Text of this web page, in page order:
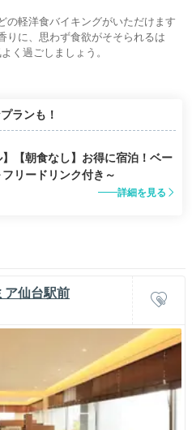
の軽洋食バイキングがいただけます
りに、思わず食欲がそそられるは
く過ごしましょう。
ランも！
】【朝食なし】お得に宿泊！ベー
リードリンク付き～
詳細を見る
ア仙台駅前